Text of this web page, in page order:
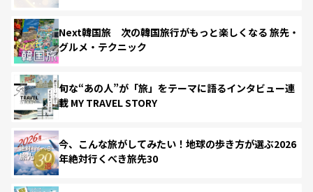
Next韓国旅 次の韓国旅行がもっと楽しくなる 旅先・
グルメ・テクニック
旬な“あの人”が「旅」をテーマに語るインタビュー連
載 MY TRAVEL STORY
今、こんな旅がしてみたい！地球の歩き方が選ぶ2026
年絶対行くべき旅先30